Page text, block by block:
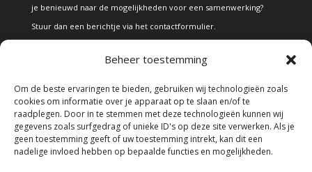
Beheer toestemming
Om de beste ervaringen te bieden, gebruiken wij technologieën zoals
cookies om informatie over je apparaat op te slaan en/of te
raadplegen. Door in te stemmen met deze technologieën kunnen wij
gegevens zoals surfgedrag of unieke ID's op deze site verwerken. Als je
geen toestemming geeft of uw toestemming intrekt, kan dit een
nadelige invloed hebben op bepaalde functies en mogelijkheden.
je benieuwd naar de mogelijkheden voor een samenwerking?
Stuur dan een berichtje via het contactformulier.
Alle teksten en foto's op deze site zijn eigendom van Mamagisch.
Teksten en foto's van Mamagisch mogen onder geen beding